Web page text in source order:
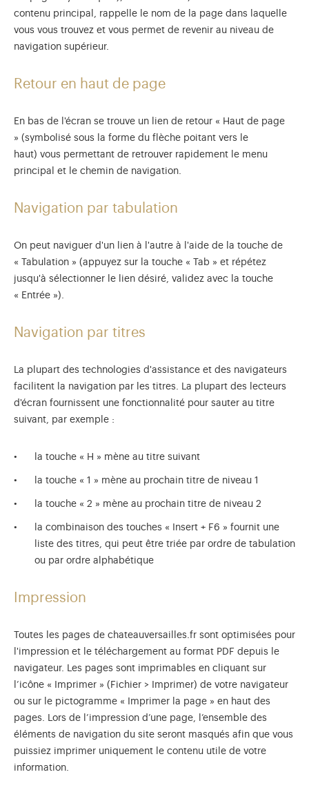
contenu principal, rappelle le nom de la page dans laquelle
vous vous trouvez et vous permet de revenir au niveau de
navigation supérieur.
Retour en haut de page
En bas de l'écran se trouve un lien de retour « Haut de page
» (symbolisé sous la forme du flèche poitant vers le
haut) vous permettant de retrouver rapidement le menu
principal et le chemin de navigation.
Navigation par tabulation
On peut naviguer d'un lien à l'autre à l'aide de la touche de
« Tabulation » (appuyez sur la touche « Tab » et répétez
jusqu'à sélectionner le lien désiré, validez avec la touche
« Entrée »).
Navigation par titres
La plupart des technologies d'assistance et des navigateurs
facilitent la navigation par les titres. La plupart des lecteurs
d'écran fournissent une fonctionnalité pour sauter au titre
suivant, par exemple :
la touche « H » mène au titre suivant
la touche « 1 » mène au prochain titre de niveau 1
la touche « 2 » mène au prochain titre de niveau 2
la combinaison des touches « Insert + F6 » fournit une
liste des titres, qui peut être triée par ordre de tabulation
ou par ordre alphabétique
Impression
Toutes les pages de chateauversailles.fr sont optimisées pour
l'impression et le téléchargement au format PDF depuis le
navigateur. Les pages sont imprimables en cliquant sur
l’icône « Imprimer » (Fichier > Imprimer) de votre navigateur
ou sur le pictogramme « Imprimer la page » en haut des
pages. Lors de l’impression d’une page, l’ensemble des
éléments de navigation du site seront masqués afin que vous
puissiez imprimer uniquement le contenu utile de votre
information.